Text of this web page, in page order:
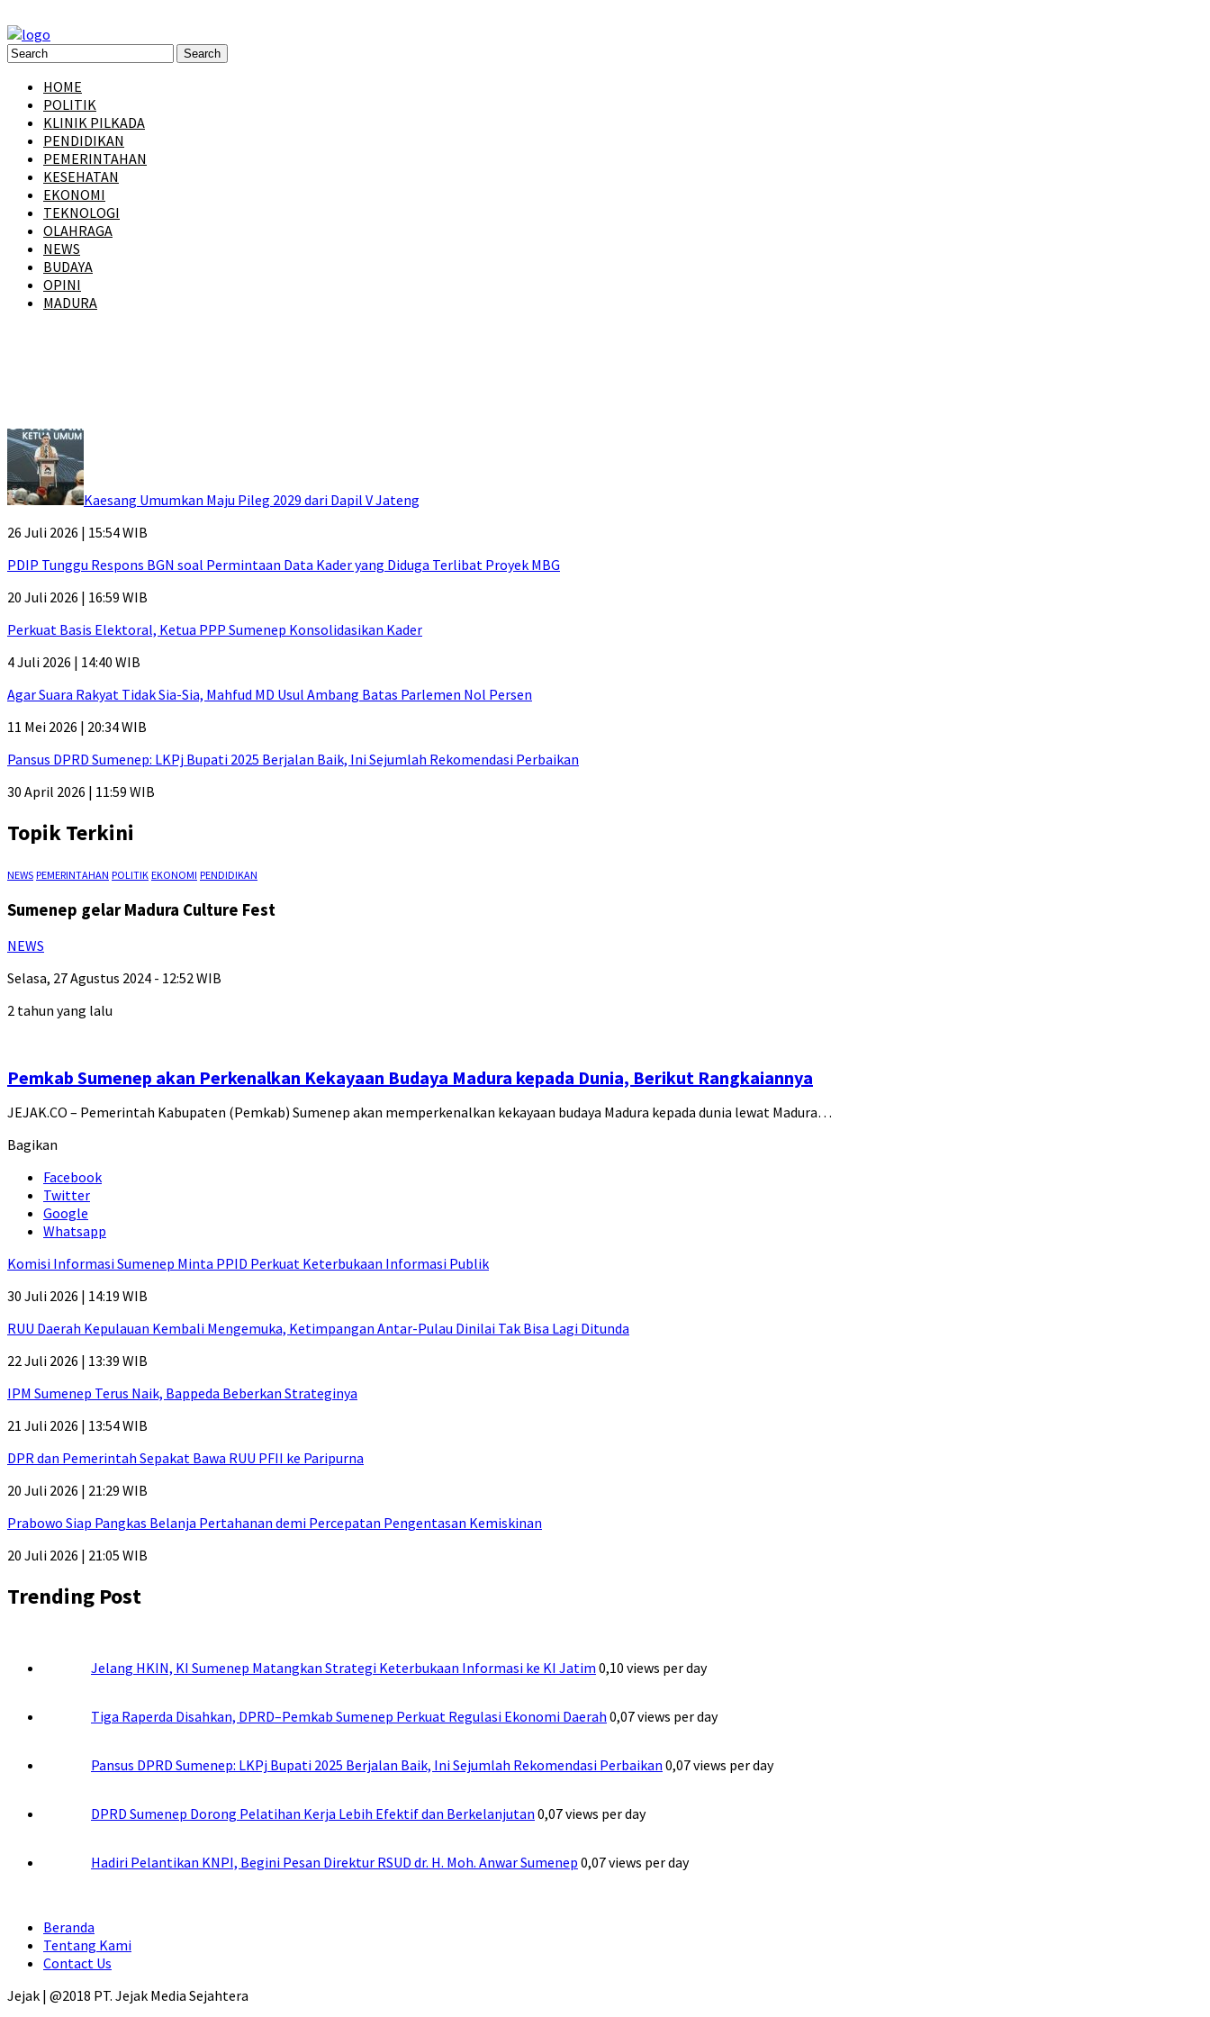
HOME
POLITIK
KLINIK PILKADA
PENDIDIKAN
PEMERINTAHAN
KESEHATAN
EKONOMI
TEKNOLOGI
OLAHRAGA
NEWS
BUDAYA
OPINI
MADURA
Kaesang Umumkan Maju Pileg 2029 dari Dapil V Jateng
26 Juli 2026 | 15:54 WIB
PDIP Tunggu Respons BGN soal Permintaan Data Kader yang Diduga Terlibat Proyek MBG
20 Juli 2026 | 16:59 WIB
Perkuat Basis Elektoral, Ketua PPP Sumenep Konsolidasikan Kader
4 Juli 2026 | 14:40 WIB
Agar Suara Rakyat Tidak Sia-Sia, Mahfud MD Usul Ambang Batas Parlemen Nol Persen
11 Mei 2026 | 20:34 WIB
Pansus DPRD Sumenep: LKPj Bupati 2025 Berjalan Baik, Ini Sejumlah Rekomendasi Perbaikan
30 April 2026 | 11:59 WIB
Topik Terkini
NEWS PEMERINTAHAN POLITIK EKONOMI PENDIDIKAN
Sumenep gelar Madura Culture Fest
NEWS
Selasa, 27 Agustus 2024 - 12:52 WIB
2 tahun yang lalu
Pemkab Sumenep akan Perkenalkan Kekayaan Budaya Madura kepada Dunia, Berikut Rangkaiannya
JEJAK.CO – Pemerintah Kabupaten (Pemkab) Sumenep akan memperkenalkan kekayaan budaya Madura kepada dunia lewat Madura…
Bagikan
Facebook
Twitter
Google
Whatsapp
Komisi Informasi Sumenep Minta PPID Perkuat Keterbukaan Informasi Publik
30 Juli 2026 | 14:19 WIB
RUU Daerah Kepulauan Kembali Mengemuka, Ketimpangan Antar-Pulau Dinilai Tak Bisa Lagi Ditunda
22 Juli 2026 | 13:39 WIB
IPM Sumenep Terus Naik, Bappeda Beberkan Strateginya
21 Juli 2026 | 13:54 WIB
DPR dan Pemerintah Sepakat Bawa RUU PFII ke Paripurna
20 Juli 2026 | 21:29 WIB
Prabowo Siap Pangkas Belanja Pertahanan demi Percepatan Pengentasan Kemiskinan
20 Juli 2026 | 21:05 WIB
Trending Post
Jelang HKIN, KI Sumenep Matangkan Strategi Keterbukaan Informasi ke KI Jatim 0,10 views per day
Tiga Raperda Disahkan, DPRD–Pemkab Sumenep Perkuat Regulasi Ekonomi Daerah 0,07 views per day
Pansus DPRD Sumenep: LKPj Bupati 2025 Berjalan Baik, Ini Sejumlah Rekomendasi Perbaikan 0,07 views per day
DPRD Sumenep Dorong Pelatihan Kerja Lebih Efektif dan Berkelanjutan 0,07 views per day
Hadiri Pelantikan KNPI, Begini Pesan Direktur RSUD dr. H. Moh. Anwar Sumenep 0,07 views per day
Beranda
Tentang Kami
Contact Us
Jejak | @2018 PT. Jejak Media Sejahtera